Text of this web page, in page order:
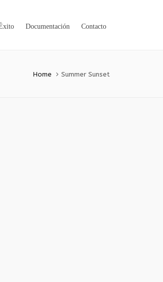
Documentación Contacto
Home Summer Sunset